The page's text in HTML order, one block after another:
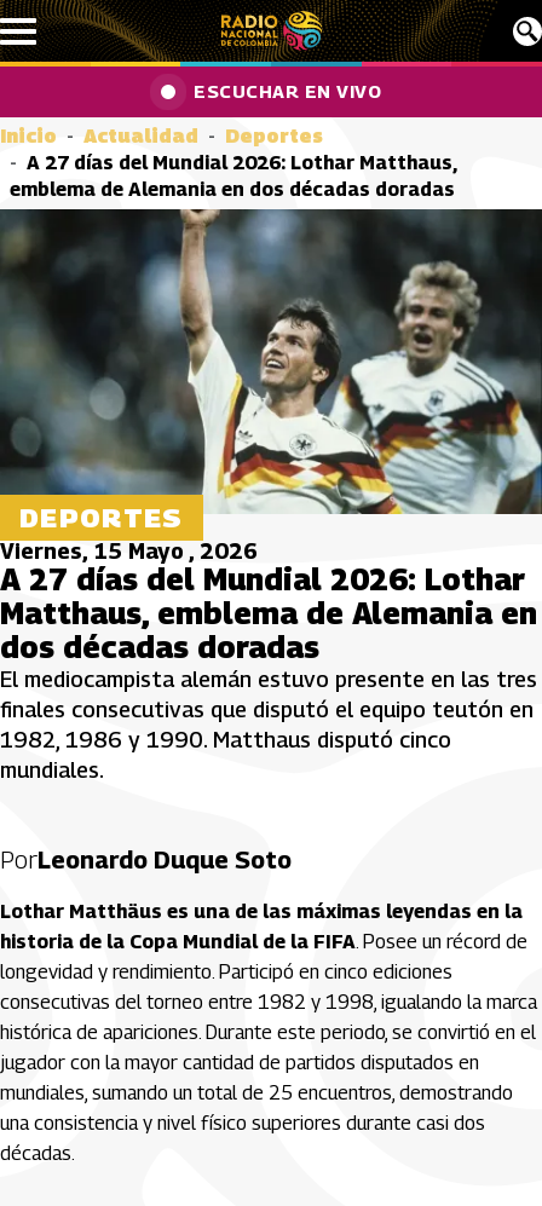
Pasar al contenido principal
ESCUCHAR EN VIVO
Inicio Actualidad
Deportes
A 27 días del Mundial 2026: Lothar Matthaus,
emblema de Alemania en dos décadas doradas
DEPORTES
Viernes, 15 Mayo , 2026
A 27 días del Mundial 2026: Lothar
Matthaus, emblema de Alemania en
dos décadas doradas
El mediocampista alemán estuvo presente en las tres
finales consecutivas que disputó el equipo teutón en
1982, 1986 y 1990. Matthaus disputó cinco
mundiales.
PorLeonardo Duque Soto
Lothar Matthäus es una de las máximas leyendas en la
historia de la Copa Mundial de la FIFA. Posee un récord de
longevidad y rendimiento. Participó en cinco ediciones
consecutivas del torneo entre 1982 y 1998, igualando la marca
histórica de apariciones. Durante este periodo, se convirtió en el
jugador con la mayor cantidad de partidos disputados en
mundiales, sumando un total de 25 encuentros, demostrando
una consistencia y nivel físico superiores durante casi dos
décadas.